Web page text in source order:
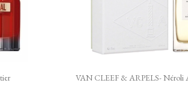
 نظرة سريعة
VAN CLEEF & ARPELS- Néroli